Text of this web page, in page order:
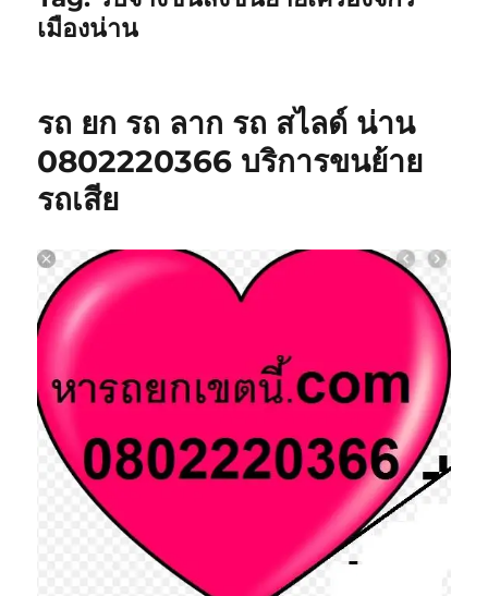
เมืองน่าน
รถ ยก รถ ลาก รถ สไลด์ น่าน
0802220366 บริการขนย้าย
รถเสีย